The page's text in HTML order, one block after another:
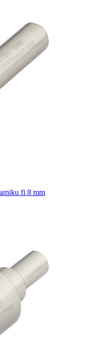
fi 8 mm